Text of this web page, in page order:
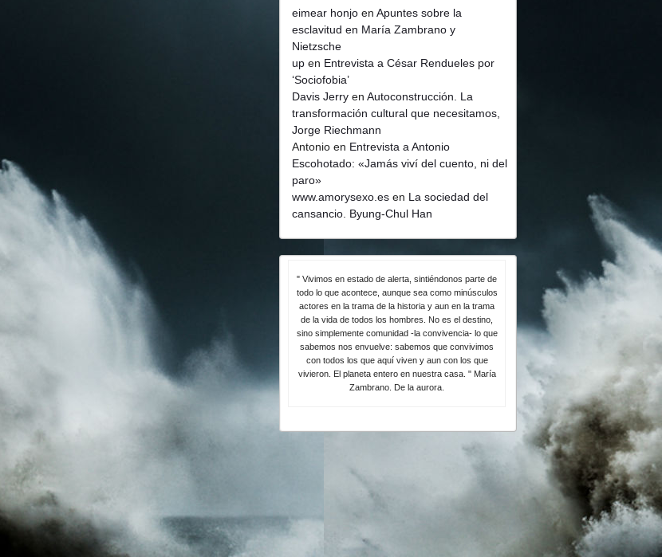
eimear honjo enApuntes sobre la
esclavitud en María Zambrano y
Nietzsche
up en Entrevista a César Rendueles por
‘Sociofobia’
Davis Jerry enAutoconstrucción. La
transformación cultural que necesitamos,
Jorge Riechmann
Antonio en Entrevista a Antonio
Escohotado: «Jamás viví del cuento, ni del
paro»
www.amorysexo.es en La sociedad del
cansancio. Byung-Chul Han
" Vivimos en estado de alerta, sintiéndonos parte de
todo lo que acontece, aunque sea como minúsculos
actores en la trama de la historia y aun en la trama
de la vida de todos los hombres. No es el destino,
sino simplemente comunidad -la convivencia- lo que
sabemos nos envuelve: sabemos que convivimos
con todos los que aquí viven y aun con los que
vivieron. El planeta entero en nuestra casa. " María
Zambrano. De la aurora.